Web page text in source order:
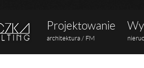
Projektowanie
architektura / FM